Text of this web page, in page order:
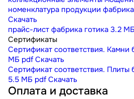
номенклатура продукции
Скачать
прайс-лист фабрика готика 3.2 МБ
Сертификаты
Сертификат соответствия. Камни
МБ pdf Скачать
Сертификат соответствия. Плиты
5.5 МБ pdf Скачать
Оплата и доставка